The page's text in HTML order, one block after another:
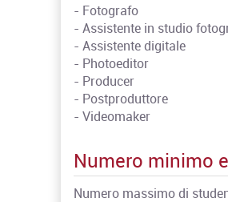
- Fotografo
- Assistente in studio
- Assistente digitale
- Photoeditor
- Producer
- Postproduttore
- Videomaker
Numero minimo
Numero massimo di